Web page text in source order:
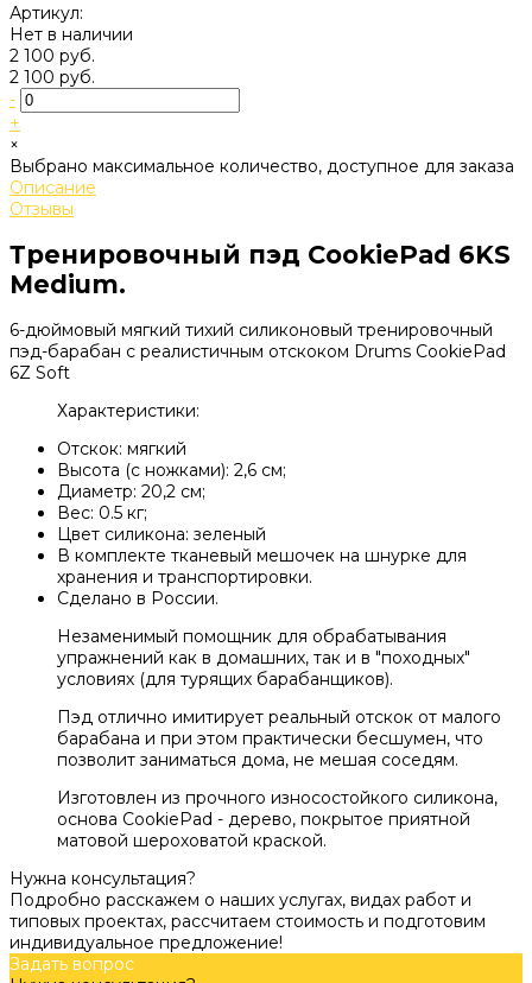
Артикул:
Нет в наличии
2 100 руб.
2 100 руб.
-
+
×
Выбрано максимальное количество, доступное для заказа
Описание
Отзывы
Тренировочный пэд CookiePad 6KS
Medium.
6-дюймовый мягкий тихий силиконовый тренировочный
пэд-барабан с реалистичным отскоком Drums CookiePad
6Z Soft
Характеристики:
Отскок: мягкий
Высота (с ножками): 2,6 см;
Диаметр: 20,2 см;
Вес: 0.5 кг;
Цвет силикона: зеленый
В комплекте тканевый мешочек на шнурке для
хранения и транспортировки.
Сделано в России.
Незаменимый помощник для обрабатывания
упражнений как в домашних, так и в "походных"
условиях (для турящих барабанщиков).
Пэд отлично имитирует реальный отскок от малого
барабана и при этом практически бесшумен, что
позволит заниматься дома, не мешая соседям.
Изготовлен из прочного износостойкого силикона,
основа CookiePad - дерево, покрытое приятной
матовой шероховатой краской.
Нужна консультация?
Подробно расскажем о наших услугах, видах работ и
типовых проектах, рассчитаем стоимость и подготовим
индивидуальное предложение!
Задать вопрос